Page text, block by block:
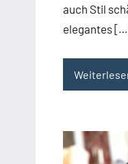
auch Stil
elegantes